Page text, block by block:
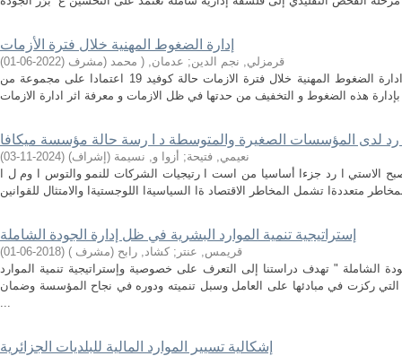
إدارة الضغوط المهنية خلال فترة الأزمات
قرمزلي, نجم الدين; عدمان, ( محمد (مشرف (
2022-06-01
)
قد هدفت هذه الدراسة الى معرفة كيفية ادارة الضغوط المهنية خلال فترة الازمات حالة كوفيد 19 اعتمادا على مجموعة من
رد لدى المؤسسات الصغيرة والمتوسطة د ا رسة حالة مؤسسة ميكافا
نعيمي, فتيحة; أزوا و, نسيمة (إشراف) (
2024-11-03
)
الاستي ا رد جزءا أساسيا من است ا رتيجيات الشركات للنمو والتوس ا وم ل ا
إستراتيجية تنمية الموارد البشرية في ظل إدارة الجودة الشاملة
قريمس, عنتر ; كشاد, رابح (مشرف ) (
2018-06-01
)
الشاملة " تهدف دراستنا إلى التعرف على خصوصية وإستراتيجية تنمية الموارد
التي ركزت في مبادئها على العامل وسبل تنميته ودوره في نجاح المؤسسة وضمان
...
إشكالية تسيير الموارد المالية للبلديات الجزائرية